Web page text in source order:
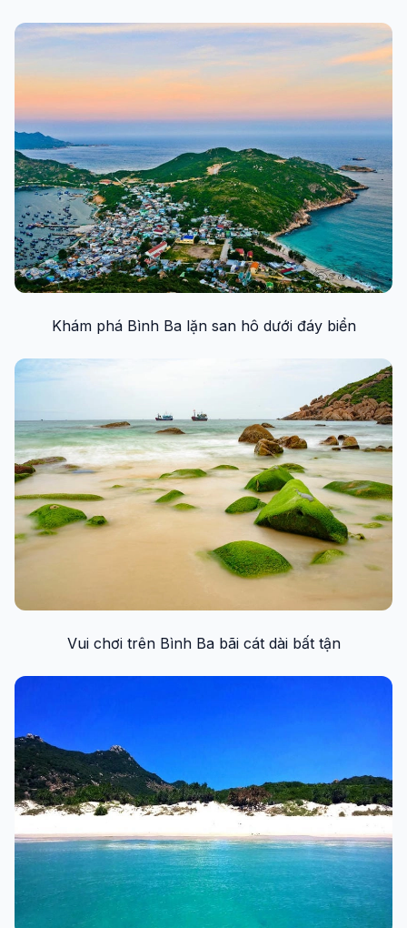
Khám phá Bình Ba lặn san hô dưới đáy biển
Vui chơi trên Bình Ba bãi cát dài bất tận